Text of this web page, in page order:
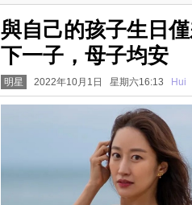
與自己的孩子生日
下一子，母子均安
明星 2022年10月1日 星期六16:13 Hui